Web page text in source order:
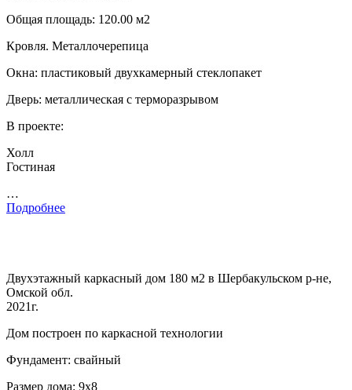
Общая площадь: 120.00 м2
Кровля. Металлочерепица
Окна: пластиковый двухкамерный стеклопакет
Дверь: металлическая с терморазрывом
В проекте:
Холл
Гостиная
…
Подробнее
Двухэтажный каркасный дом 180 м2 в Шербакульском р-не,
Омской обл.
2021г.
Дом построен по каркасной технологии
Фундамент: свайный
Размер дома: 9х8